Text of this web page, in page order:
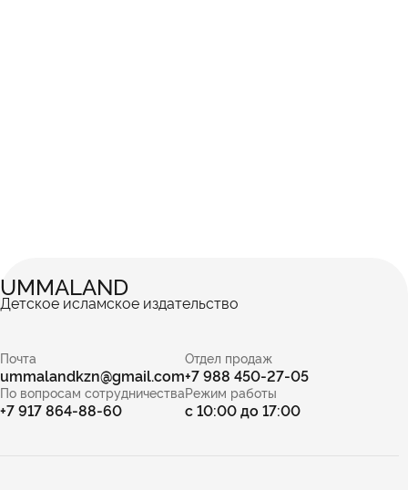
UMMALAND
Детское исламское издательство
Почта
ummalandkzn@gmail.com
Отдел продаж
+7 988 450-27-05
По вопросам сотрудничества
+7 917 864-88-60
Режим работы
с 10:00 до 17:00